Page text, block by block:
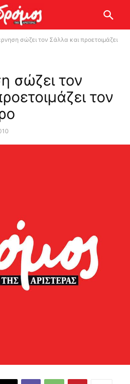
σώζει τον Σάλλα και προετοιμάζει
σώζει τον
τον